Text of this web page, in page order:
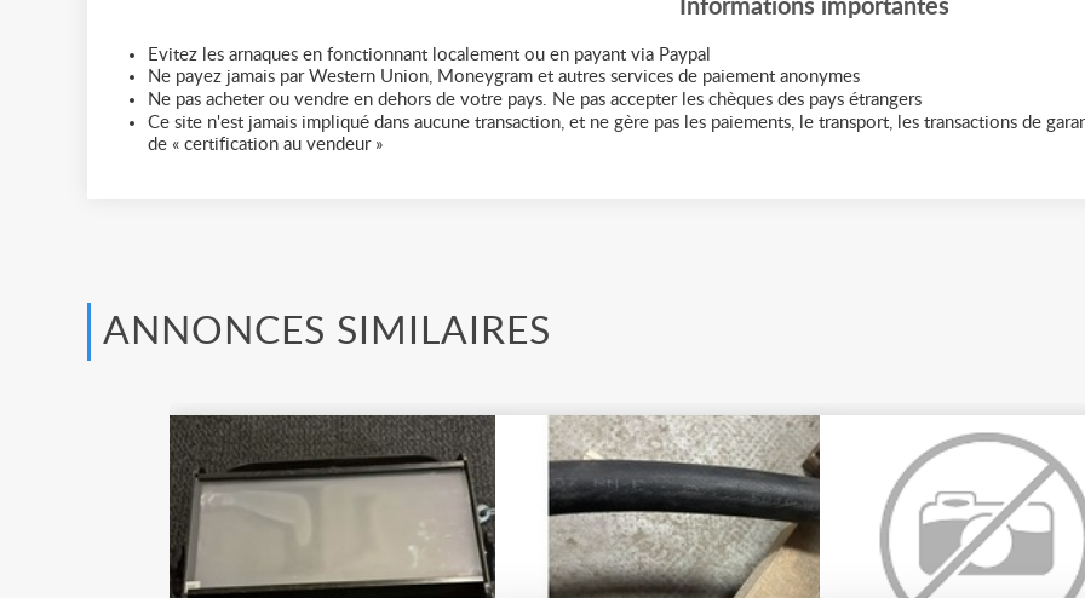
Informations importantes
Evitez les arnaques en fonctionnant localement ou en payant via Paypal
Ne payez jamais par Western Union, Moneygram et autres services de paiement anonymes
Ne pas acheter ou vendre en dehors de votre pays. Ne pas accepter les chèques des pays étrangers
Ce site n'est jamais impliqué dans aucune transaction, et ne gère pas les paiements, le transport, les transactions de
de « certification au vendeur »
ANNONCES SIMILAIRES